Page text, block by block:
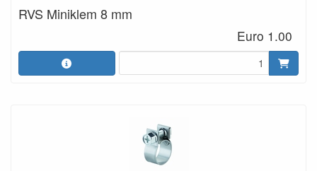
RVS Miniklem 8 mm
Euro 1.00